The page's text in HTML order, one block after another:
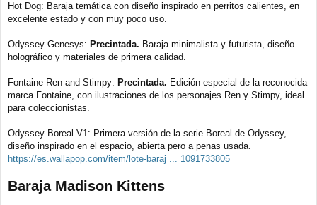
Hot Dog: Baraja temática con diseño inspirado en perritos calientes, en
excelente estado y con muy poco uso.
Odyssey Genesys: Precintada. Baraja minimalista y futurista, diseño
holográfico y materiales de primera calidad.
Fontaine Ren and Stimpy: Precintada. Edición especial de la reconocida
marca Fontaine, con ilustraciones de los personajes Ren y Stimpy, ideal
para coleccionistas.
Odyssey Boreal V1: Primera versión de la serie Boreal de Odyssey,
diseño inspirado en el espacio, abierta pero a penas usada.
https://es.wallapop.com/item/lote-baraj ... 1091733805
Baraja Madison Kittens